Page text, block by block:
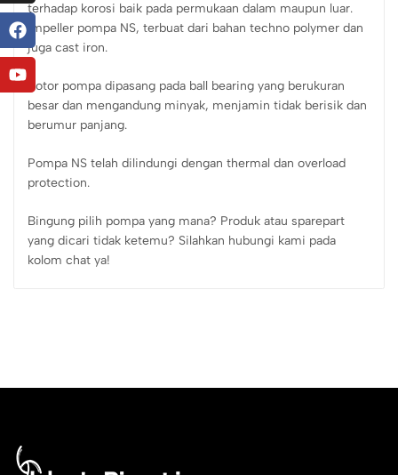
terhadap korosi baik pada permukaan dalam maupun luar.
Impeller pompa NS, terbuat dari bahan techno polymer dan
juga cast iron.
Rotor pompa dipasang pada ball bearing yang berukuran
besar dan mengandung minyak, menjamin tidak berisik dan
berumur panjang.
Pompa NS telah dilindungi dengan thermal dan overload
protection.
Bingung pilih pompa yang mana? Produk atau sparepart
yang dicari tidak ketemu? Silahkan hubungi kami pada
kolom chat ya!